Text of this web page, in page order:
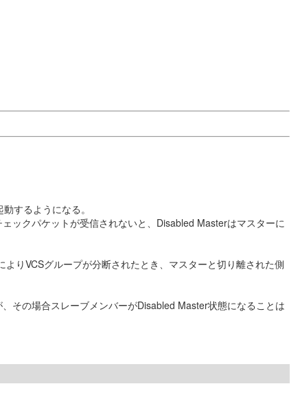
するようになる。
ックパケットが受信されないと、Disabled Masterはマスターに
りVCSグループが分断されたとき、マスターと切り離された側
その場合スレーブメンバーがDisabled Master状態になることは